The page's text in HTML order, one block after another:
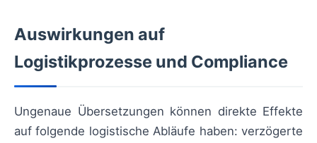
Auswirkungen auf
Logistikprozesse und Compliance
Ungenaue Übersetzungen können direkte Effekte
auf folgende logistische Abläufe haben: verzögerte